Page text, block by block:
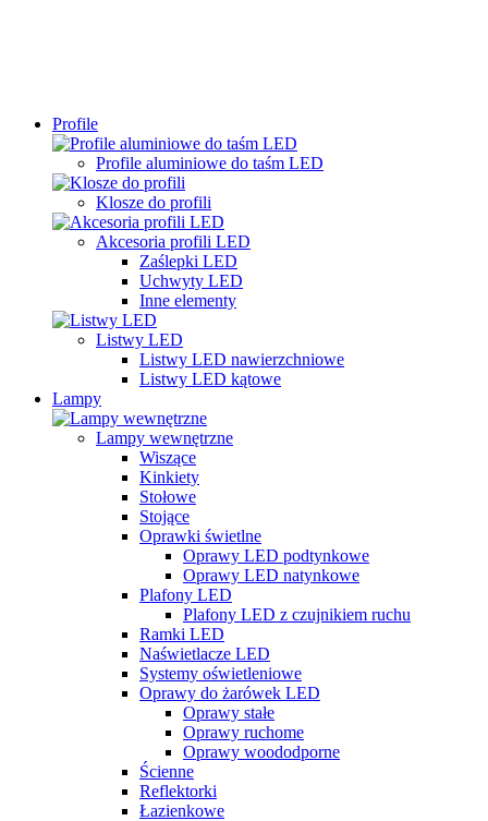
Profile
Profile aluminiowe do taśm LED
Klosze do profili
Akcesoria profili LED
Zaślepki LED
Uchwyty LED
Inne elementy
Listwy LED
Listwy LED nawierzchniowe
Listwy LED kątowe
Lampy
Lampy wewnętrzne
Wiszące
Kinkiety
Stołowe
Stojące
Oprawki świetlne
Oprawy LED podtynkowe
Oprawy LED natynkowe
Plafony LED
Plafony LED z czujnikiem ruchu
Ramki LED
Naświetlacze LED
Systemy oświetleniowe
Oprawy do żarówek LED
Oprawy stałe
Oprawy ruchome
Oprawy woododporne
Ścienne
Reflektorki
Łazienkowe